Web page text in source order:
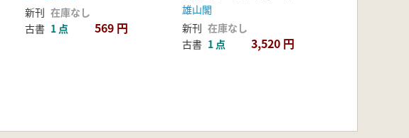
度・十年度周防国正税帳/4 天平九年度長門国正
新刊 在庫なし
古書 1 点 569 円
雄山閣
新刊 在庫なし
古書 1 点 3,520 円